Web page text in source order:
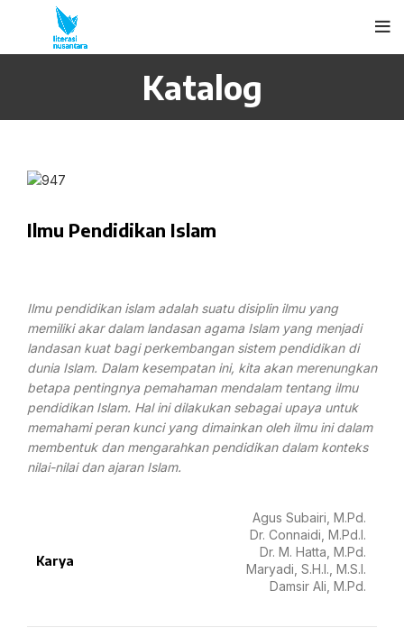
Katalog
Ilmu Pendidikan Islam
Ilmu pendidikan islam adalah suatu disiplin ilmu yang
memiliki akar dalam landasan agama Islam yang menjadi
landasan kuat bagi perkembangan sistem pendidikan di
dunia Islam. Dalam kesempatan ini, kita akan merenungkan
betapa pentingnya pemahaman mendalam tentang ilmu
pendidikan Islam. Hal ini dilakukan sebagai upaya untuk
memahami peran kunci yang dimainkan oleh ilmu ini dalam
membentuk dan mengarahkan pendidikan dalam konteks
nilai-nilai dan ajaran Islam.
Karya
Agus Subairi, M.Pd.
Dr. Connaidi, M.Pd.I.
Dr. M. Hatta, M.Pd.
Maryadi, S.H.I., M.S.I.
Damsir Ali, M.Pd.